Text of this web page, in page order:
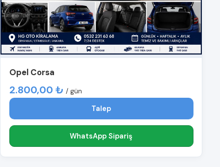
Opel Corsa
2.800,00 ₺ / gün
Talep
WhatsApp Sipariş